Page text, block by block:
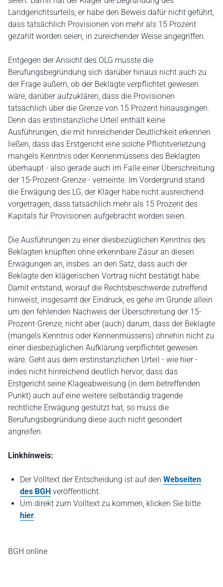
Landgerichtsurteils, er habe den Beweis dafür nicht geführt,
dass tatsächlich Provisionen von mehr als 15 Prozent
gezahlt worden seien, in zureichender Weise angegriffen.
Entgegen der Ansicht des OLG musste die
Berufungsbegründung sich darüber hinaus nicht auch zu
der Frage äußern, ob der Beklagte verpflichtet gewesen
wäre, darüber aufzuklären, dass die Provisionen
tatsächlich über die Grenze von 15 Prozent hinausgingen.
Denn das erstinstanzliche Urteil enthält keine
Ausführungen, die mit hinreichender Deutlichkeit erkennen
ließen, dass das Erstgericht eine solche Pflichtverletzung
mangels Kenntnis oder Kennenmüssens des Beklagten
überhaupt - also gerade auch im Falle einer Überschreitung
der 15-Prozent-Grenze - verneinte. Im Vordergrund stand
die Erwägung des LG, der Kläger habe nicht ausreichend
vorgetragen, dass tatsächlich mehr als 15 Prozent des
Kapitals für Provisionen aufgebracht worden seien.
Die Ausführungen zu einer diesbezüglichen Kenntnis des
Beklagten knüpften ohne erkennbare Zäsur an diesen
Erwägungen an, insbes. an den Satz, dass auch der
Beklagte den klägerischen Vortrag nicht bestätigt habe.
Damit entstand, worauf die Rechtsbeschwerde zutreffend
hinweist, insgesamt der Eindruck, es gehe im Grunde allein
um den fehlenden Nachweis der Überschreitung der 15-
Prozent-Grenze, nicht aber (auch) darum, dass der Beklagte
(mangels Kenntnis oder Kennenmüssens) ohnehin nicht zu
einer diesbezüglichen Aufklärung verpflichtet gewesen
wäre. Geht aus dem erstinstanzlichen Urteil - wie hier -
indes nicht hinreichend deutlich hervor, dass das
Erstgericht seine Klageabweisung (in dem betreffenden
Punkt) auch auf eine weitere selbständig tragende
rechtliche Erwägung gestützt hat, so muss die
Berufungsbegründung diese auch nicht gesondert
angreifen.
Linkhinweis:
Der Volltext der Entscheidung ist auf den Webseiten
des BGH veröffentlicht.
Um direkt zum Volltext zu kommen, klicken Sie bitte
hier.
BGH online